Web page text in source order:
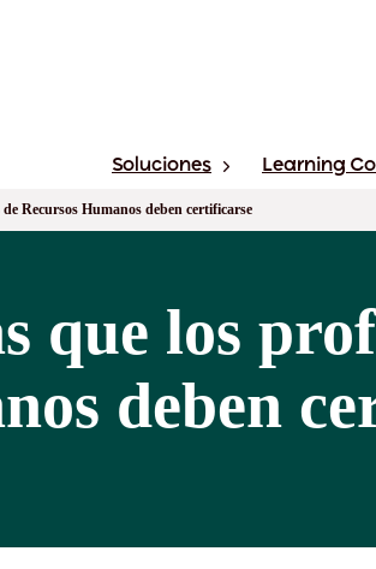
Soluciones Learning
Recursos Humanos deben certificarse
que los
deben